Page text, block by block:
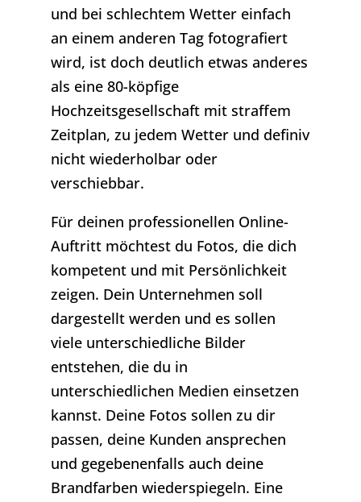
und bei schlechtem Wetter einfach
an einem anderen Tag fotografiert
wird, ist doch deutlich etwas anderes
als eine 80-köpfige
Hochzeitsgesellschaft mit straffem
Zeitplan, zu jedem Wetter und definiv
nicht wiederholbar oder
verschiebbar.
Für deinen professionellen Online-
Auftritt möchtest du Fotos, die dich
kompetent und mit Persönlichkeit
zeigen. Dein Unternehmen soll
dargestellt werden und es sollen
viele unterschiedliche Bilder
entstehen, die du in
unterschiedlichen Medien einsetzen
kannst. Deine Fotos sollen zu dir
passen, deine Kunden ansprechen
und gegebenenfalls auch deine
Brandfarben wiederspiegeln. Eine